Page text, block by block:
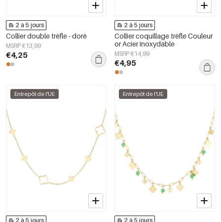
2 à 5 jours
Collier double trèfle - doré
MSRP €13,99
€4,25
2 à 5 jours
Collier coquillage trèfle Couleur
or Acier inoxydable
MSRP €14,99
€4,95
Entrepôt de l'UE
2 à 5 jours
Entrepôt de l'UE
2 à 5 jours